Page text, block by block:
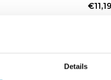
Details
€11,19